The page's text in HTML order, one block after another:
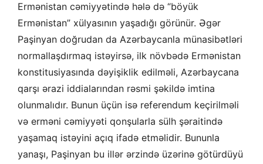
Ermənistan cəmiyyətində hələ də “böyük
Ermənistan” xülyasının yaşadığı görünür. Əgər
Paşinyan doğrudan da Azərbaycanla münasibətləri
normallaşdırmaq istəyirsə, ilk növbədə Ermənistan
konstitusiyasında dəyişiklik edilməli, Azərbaycana
qarşı ərazi iddialarından rəsmi şəkildə imtina
olunmalıdır. Bunun üçün isə referendum keçirilməli
və erməni cəmiyyəti qonşularla sülh şəraitində
yaşamaq istəyini açıq ifadə etməlidir. Bununla
yanaşı, Paşinyan bu illər ərzində üzərinə götürdüyü